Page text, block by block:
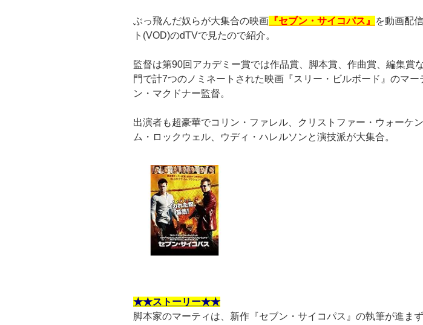
ぶっ飛んだ奴らが大集合の映画 『セブン・サイコパス』
を動画配
ト(VOD)のdTVで見たので紹介。
監督は第90回アカデミー賞では作品賞、脚本賞、作曲賞、編集賞
門で計7つのノミネートされた映画『スリー・ビルボード』のマー
ン・マクドナー監督。
出演者も超豪華でコリン・ファレル、クリストファー・ウォーケ
ム・ロックウェル、ウディ・ハレルソンと演技派が大集合。
★★ストーリー★★
脚本家のマーティは、新作『セブン・サイコパス』の執筆が進ま